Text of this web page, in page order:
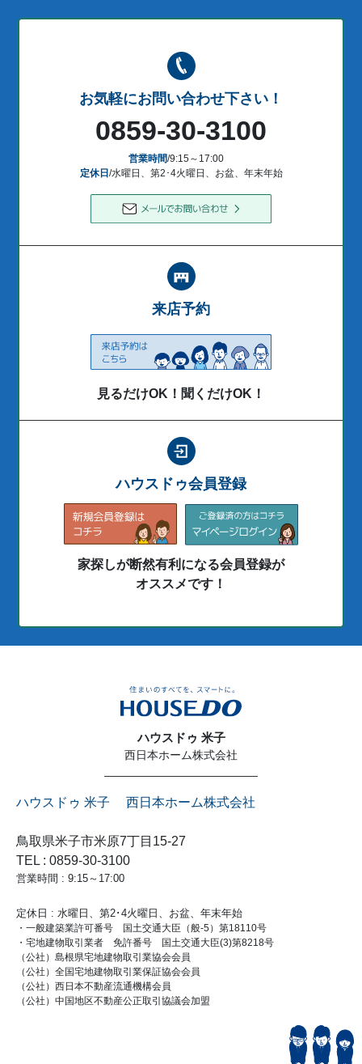
お気軽にお問い合わせ下さい！
0859-30-3100
営業時間/9:15～17:00
定休日 /水曜日、第2･4火曜日、お盆、年末年始
来店予約
見るだけOK！聞くだけOK！
ハウスドゥ会員登録
家探しが断然有利になる会員登録が
オススメです！
ハウスドゥ 米子
西日本ホーム株式会社
ハウスドゥ 米子 西日本ホーム株式会社
鳥取県米子市米原7丁目15-27
TEL : 0859-30-3100
営業時間 : 9:15～17:00
定休日 : 水曜日、第2･4火曜日、お盆、年末年始
・一般建築業許可番号 国土交通大臣（般-5）第18110号
・宅地建物取引業者 免許番号 国土交通大臣(3)第8218号
（公社）島根県宅地建物取引業協会会員
（公社）全国宅地建物取引業保証協会会員
（公社）西日本不動産流通機構会員
（公社）中国地区不動産公正取引協議会加盟